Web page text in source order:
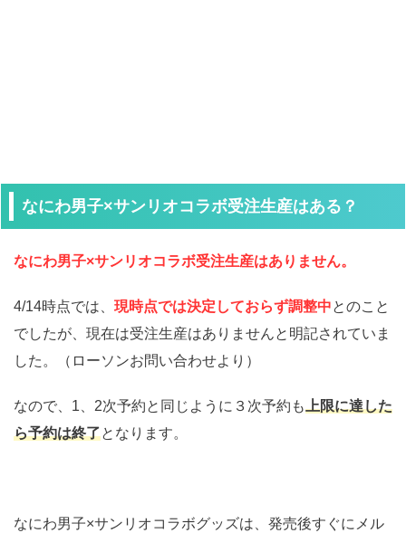
なにわ男子×サンリオコラボ受注生産はある？
なにわ男子×サンリオコラボ受注生産はありません。
4/14時点では、 現時点では決定しておらず調整中とのこと
でしたが、現在は受注生産はありませんと明記されていま
した。（ローソンお問い合わせより）
なので、1、2次予約と同じように３次予約も上限に達した
ら予約は終了となります。
なにわ男子×サンリオコラボグッズは、発売後すぐにメル